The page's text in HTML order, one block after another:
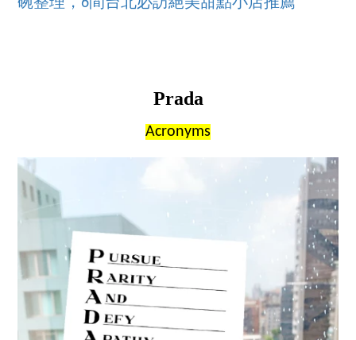
碗整理，6間台北必訪絕美甜點小店推薦
Prada
Acronyms